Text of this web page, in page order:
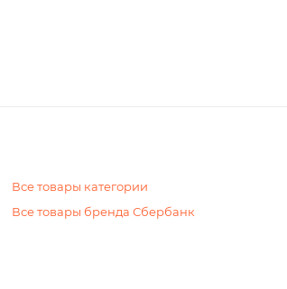
Все товары категории
Все товары бренда Сбербанк